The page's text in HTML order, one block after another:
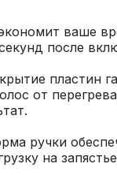
ваше
пластин
от
ручки
на